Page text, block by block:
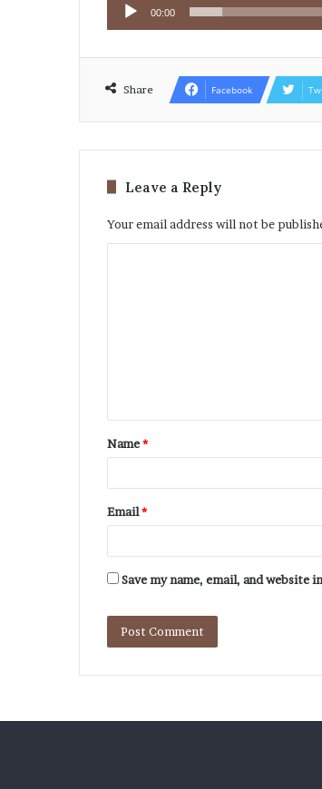
00:00
Share Facebook
Leave a Reply
Your email address will not be
Name*
Email*
Save my name, email, and